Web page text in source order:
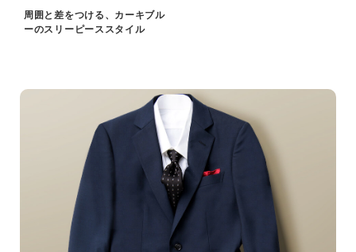
周囲と差をつける、カーキブル
ーのスリーピーススタイル